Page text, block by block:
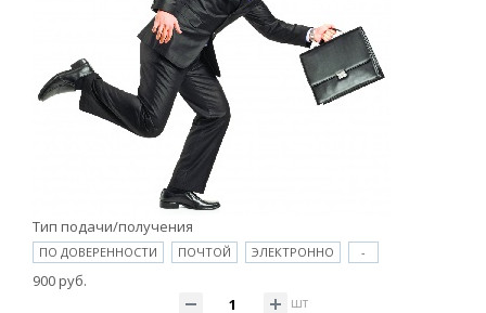
Тип подачи/получения
ПО ДОВЕРЕННОСТИ ПОЧТОЙ ЭЛЕКТРОННО -
900 руб.
шт